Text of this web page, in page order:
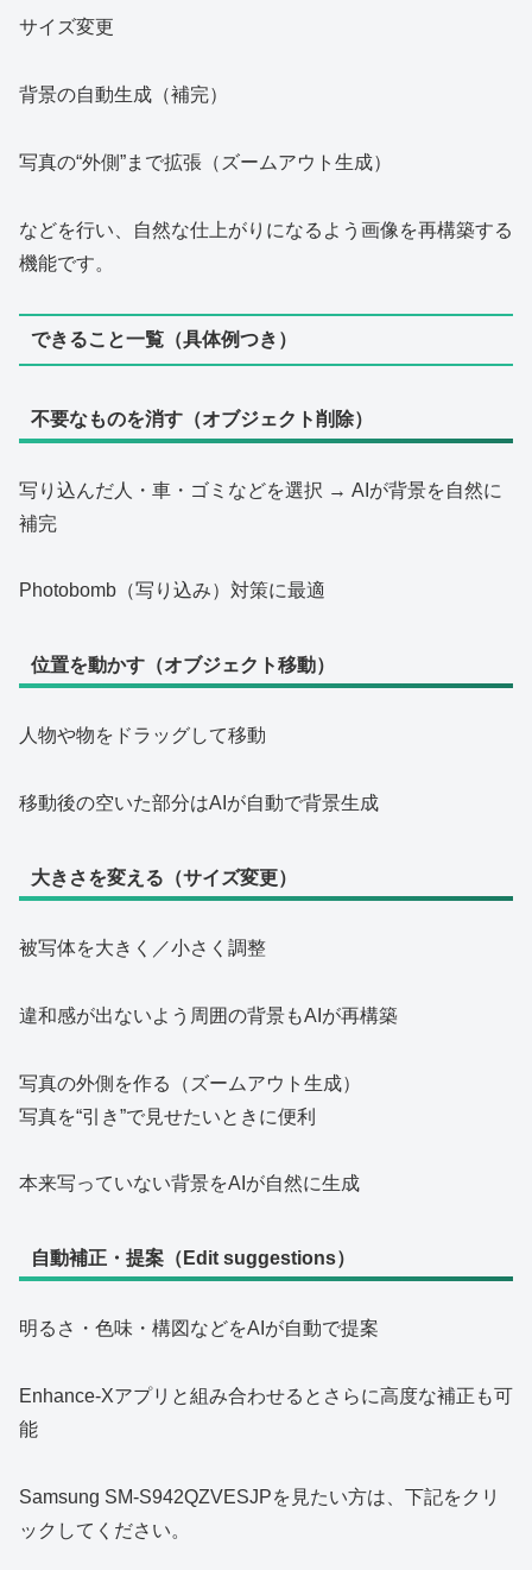
サイズ変更
背景の自動生成（補完）
写真の“外側”まで拡張（ズームアウト生成）
などを行い、自然な仕上がりになるよう画像を再構築する
機能です。
できること一覧（具体例つき）
不要なものを消す（オブジェクト削除）
写り込んだ人・車・ゴミなどを選択 → AIが背景を自然に
補完
Photobomb（写り込み）対策に最適
位置を動かす（オブジェクト移動）
人物や物をドラッグして移動
移動後の空いた部分はAIが自動で背景生成
大きさを変える（サイズ変更）
被写体を大きく／小さく調整
違和感が出ないよう周囲の背景もAIが再構築
写真の外側を作る（ズームアウト生成）
写真を“引き”で見せたいときに便利
本来写っていない背景をAIが自然に生成
自動補正・提案（Edit suggestions）
明るさ・色味・構図などをAIが自動で提案
Enhance-Xアプリと組み合わせるとさらに高度な補正も可
能
Samsung SM-S942QZVESJPを見たい方は、下記をクリ
ックしてください。